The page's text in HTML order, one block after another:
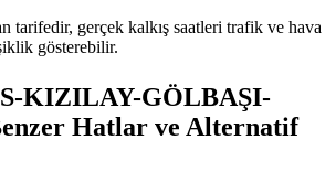
tarifedir, gerçek kalkış saatleri trafik ve hava
gösterebilir.
KIZILAY-GÖLBAŞI-
Hatlar ve Alternatif